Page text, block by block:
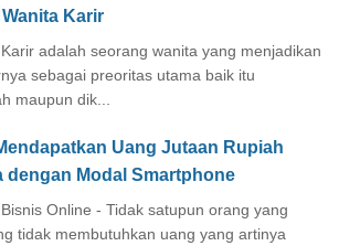
Karir
adalah seorang wanita yang menjadikan
sebagai preoritas utama baik itu
maupun dik...
Uang Jutaan Rupiah
dengan Modal Smartphone
Online - Tidak satupun orang yang
tidak membutuhkan uang yang artinya